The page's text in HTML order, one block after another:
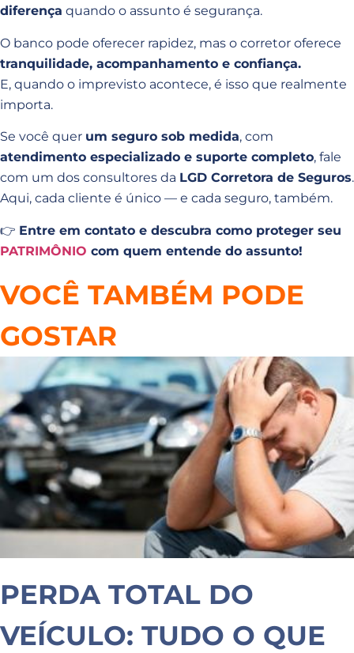
diferença quando o assunto é segurança.
O banco pode oferecer rapidez, mas o corretor oferece
tranquilidade, acompanhamento e confiança.
E, quando o imprevisto acontece, é isso que realmente
importa.
Se você quer um seguro sob medida, com
atendimento especializado e suporte completo, fale
com um dos consultores da LGD Corretora de Seguros.
Aqui, cada cliente é único — e cada seguro, também.
👉 Entre em contato e descubra como proteger seu
PATRIMÔNIO com quem entende do assunto!
VOCÊ TAMBÉM PODE
GOSTAR
PERDA TOTAL DO
VEÍCULO: TUDO O QUE